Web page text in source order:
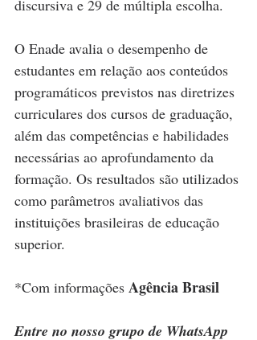
discursiva e 29 de múltipla escolha.
O Enade avalia o desempenho de
estudantes em relação aos conteúdos
programáticos previstos nas diretrizes
curriculares dos cursos de graduação,
além das competências e habilidades
necessárias ao aprofundamento da
formação. Os resultados são utilizados
como parâmetros avaliativos das
instituições brasileiras de educação
superior.
*Com informações Agência Brasil
Entre no nosso grupo de WhatsApp